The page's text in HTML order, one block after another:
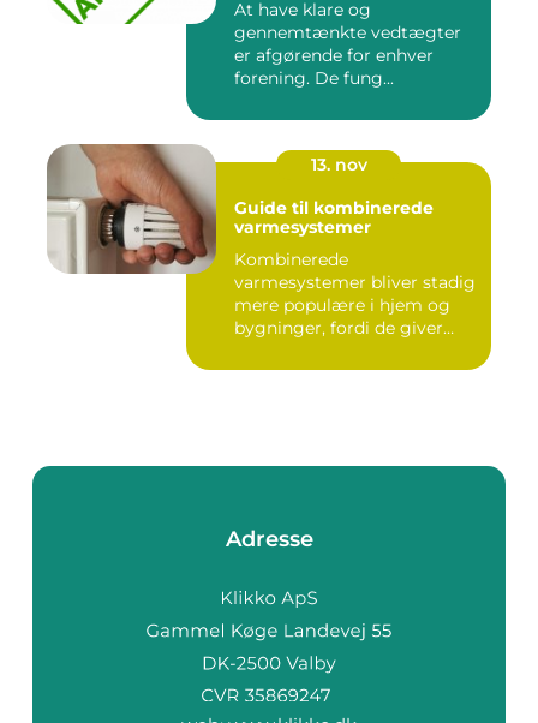
At have klare og
gennemtænkte vedtægter
er afgørende for enhver
forening. De fung...
13. nov
Guide til kombinerede
varmesystemer
Kombinerede
varmesystemer bliver stadig
mere populære i hjem og
bygninger, fordi de giver
Adresse